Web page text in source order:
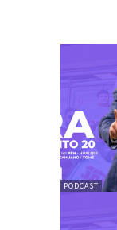
PODCAST